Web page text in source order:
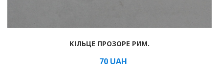
КІЛЬЦЕ ПРОЗОРЕ РИМ.
70UAH